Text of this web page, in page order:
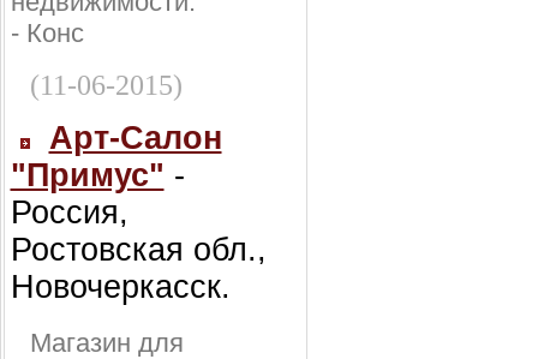
- Конс
(11-06-2015)
Арт-Салон
"Примус" -
Россия,
Ростовская обл.,
Новочеркасск.
Магазин для